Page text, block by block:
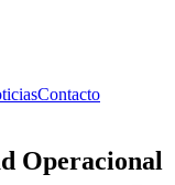
Contacto
Operacional